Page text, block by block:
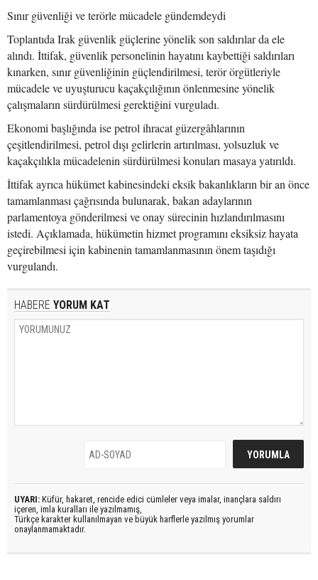
Sınır güvenliği ve terörle mücadele gündemdeydi
Toplantıda Irak güvenlik güçlerine yönelik son saldırılar da ele
alındı. İttifak, güvenlik personelinin hayatını kaybettiği saldırıları
kınarken, sınır güvenliğinin güçlendirilmesi, terör örgütleriyle
mücadele ve uyuşturucu kaçakçılığının önlenmesine yönelik
çalışmaların sürdürülmesi gerektiğini vurguladı.
Ekonomi başlığında ise petrol ihracat güzergâhlarının
çeşitlendirilmesi, petrol dışı gelirlerin artırılması, yolsuzluk ve
kaçakçılıkla mücadelenin sürdürülmesi konuları masaya yatırıldı.
İttifak ayrıca hükümet kabinesindeki eksik bakanlıkların bir an önce
tamamlanması çağrısında bulunarak, bakan adaylarının
parlamentoya gönderilmesi ve onay sürecinin hızlandırılmasını
istedi. Açıklamada, hükümetin hizmet programını eksiksiz hayata
geçirebilmesi için kabinenin tamamlanmasının önem taşıdığı
vurgulandı.
HABERE YORUM KAT
UYARI: Küfür, hakaret, rencide edici cümleler veya imalar, inançlara saldırı
içeren, imla kuralları ile yazılmamış,
Türkçe karakter kullanılmayan ve büyük harflerle yazılmış yorumlar
onaylanmamaktadır.